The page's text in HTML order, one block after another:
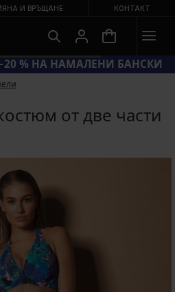
И ВРЪЩАНЕ КОНТАКТ
% НА НАМАЛЕНИ БАНСКИ
от две части